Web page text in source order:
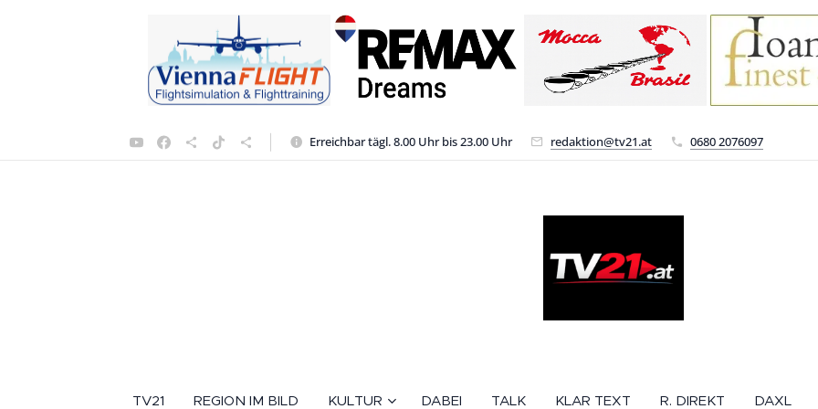
Erreichbar tägl. 8.00 Uhr bis 23.00 Uhr redaktion@tv21.at 0680 2076097
TV21 REGION IM BILD KULTUR DABEI TALK KLAR TEXT R. DIREKT DAXL